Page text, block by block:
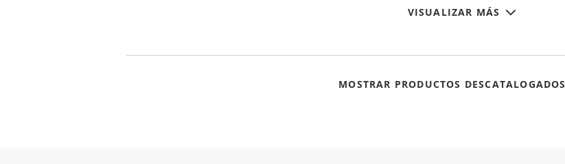
VISUALIZAR MÁS
MOSTRAR PRODUCTOS DESCATALOGADOS